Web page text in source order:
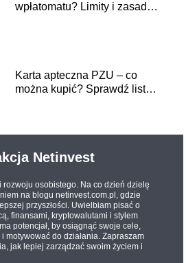
wpłatomatu? Limity i zasady
Karta apteczna PZU – co
można kupić? Sprawdź listę
Netinvest
osobistego. Na co dzień dzielę
na blogu netinvest.com.pl, gdzie
przyszłości. Uwielbiam pisać o
finansami, kryptowalutami i stylem
potencjał, by osiągnąć swoje cele,
motywować do działania. Zapraszam
jak lepiej zarządzać swoim życiem i